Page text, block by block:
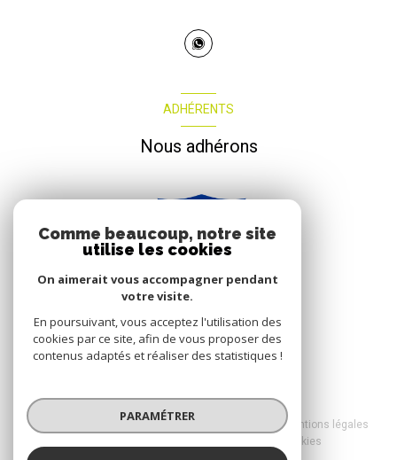
ADHÉRENTS
Nous adhérons
© 2026 | Tous droits réservés
Nos honoraires
Nos partenaires
Mentions légales
Cookies
Comme beaucoup, notre site
utilise les cookies
On aimerait vous accompagner pendant
votre visite.
En poursuivant, vous acceptez l'utilisation des
cookies par ce site, afin de vous proposer des
contenus adaptés et réaliser des statistiques !
PARAMÉTRER